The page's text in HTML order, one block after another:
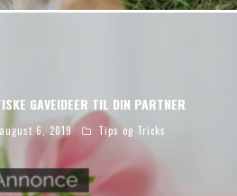
GAVEIDEER TIL DIN PARTNER
august 6, 2019 Tips og Tricks